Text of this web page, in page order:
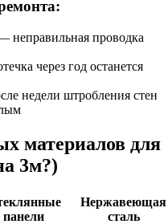
неправильная проводка
через год останется
недели штробления стен
материалов для
3м?)
панели
Нержавеющая
сталь